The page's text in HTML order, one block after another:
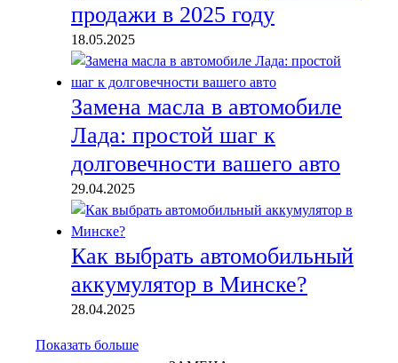
продажи в 2025 году
18.05.2025
Замена масла в автомобиле
Лада: простой шаг к
долговечности вашего авто
29.04.2025
Как выбрать автомобильный
аккумулятор в Минске?
28.04.2025
Показать больше